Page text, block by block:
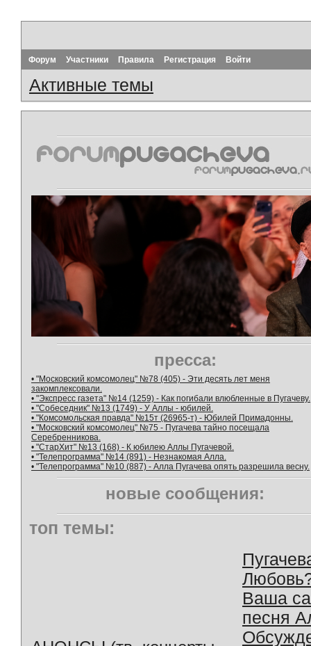
Форум Участники Правила Регистрация Войти
Активные темы
пресса:
• "Московский комсомолец" №78 (405) - Эти десять лет меня
закомплексовали.
• "Экспресс газета" №14 (1259) - Как погибали влюбленные в Пугачеву.
• "Собеседник" №13 (1749) - У Аллы - юбилей.
• "Комсомольская правда" №15т (26965-т) - Юбилей Примадонны.
• "Московский комсомолец" №75 - Пугачева тайно посещала
Серебренникова.
• "СтарХит" №13 (168) - К юбилею Аллы Пугачевой.
• "Телепрограмма" №14 (891) - Незнакомая Алла.
• "Телепрограмма" №10 (887) - Алла Пугачева опять разрешила весну.
новые сообщения:
топ темы:
Ваша
песня